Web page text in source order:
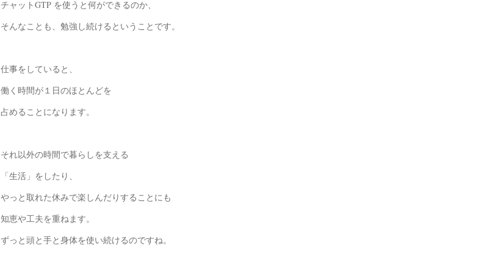
チャットGTP を使うと何ができるのか、
そんなことも、勉強し続けるということです。
仕事をしていると、
働く時間が１日のほとんどを
占めることになります。
それ以外の時間で暮らしを支える
「生活」をしたり、
やっと取れた休みで楽しんだりすることにも
知恵や工夫を重ねます。
ずっと頭と手と身体を使い続けるのですね。